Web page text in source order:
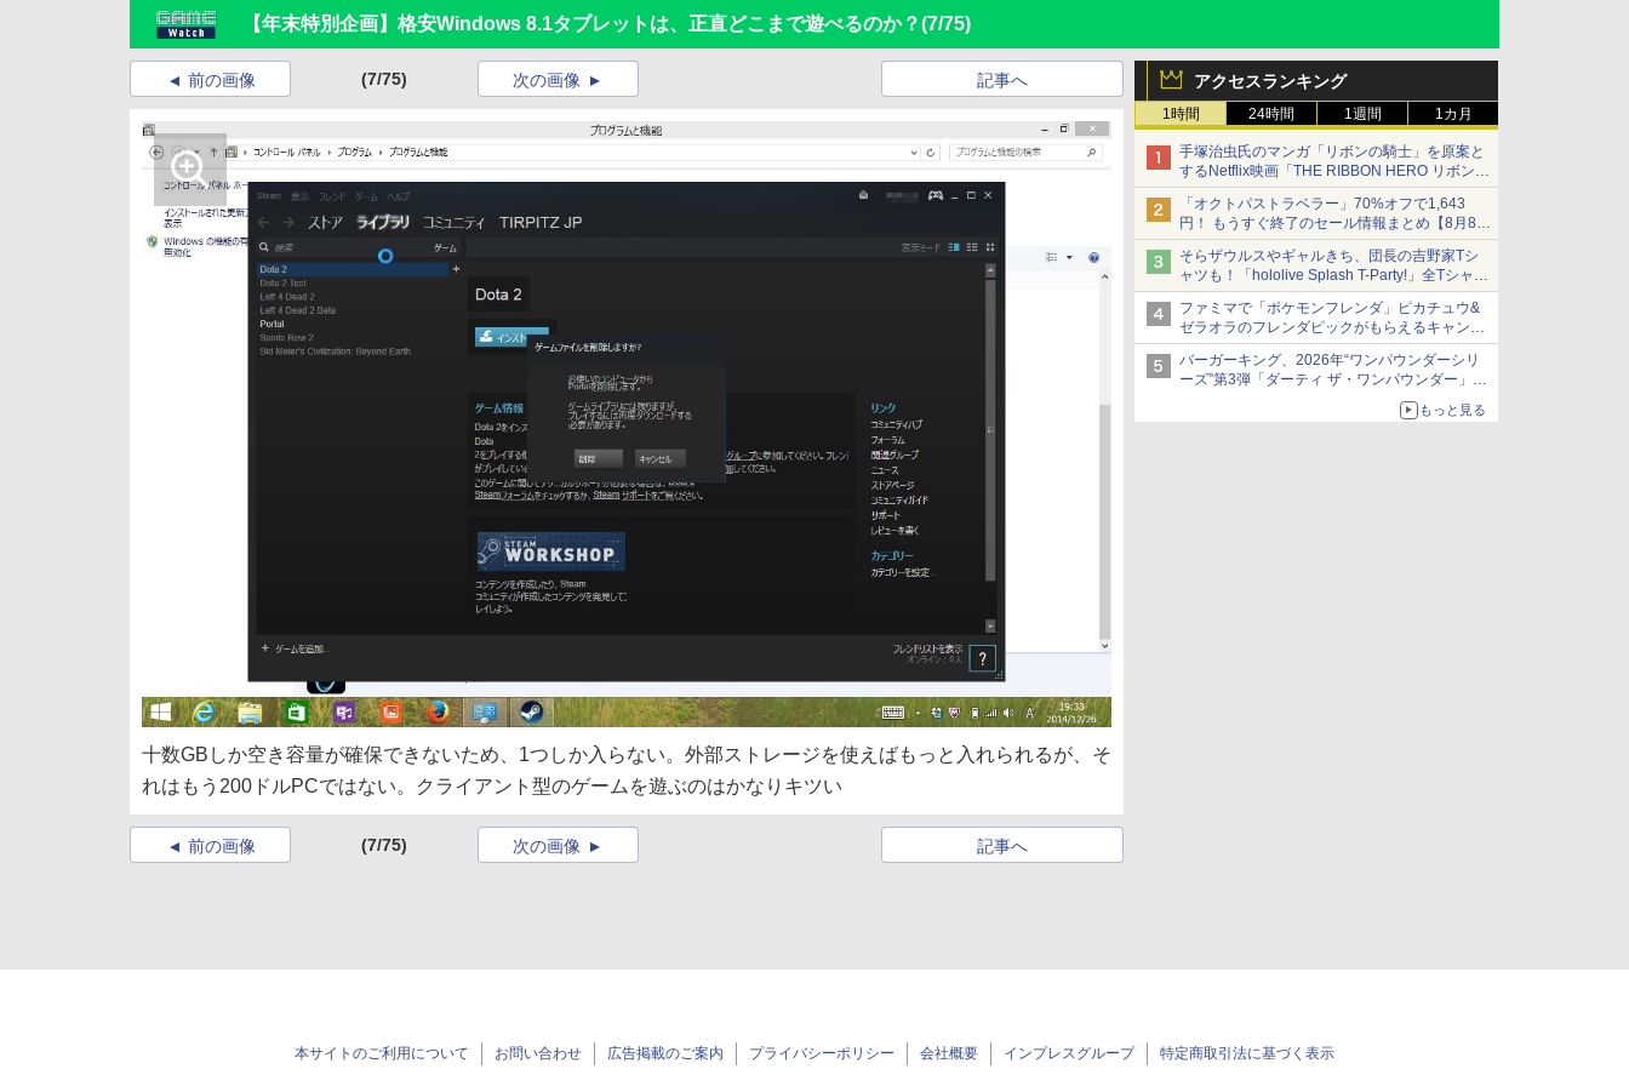
【年末特別企画】格安Windows 8.1タブレットは、正直どこまで遊べるのか？(7/75)
アクセスランキング
1時間 24時間 1週間 1カ月
手塚治虫氏のマンガ「リボンの騎士」を原案と
するNetflix映画「THE RIBBON HERO リボンヒ
ーロー」本日配信開始
「オクトパストラベラー」70%オフで1,643
円！ もうすぐ終了のセール情報まとめ【8月8日
更新】
ニンテンドーeショップでは「大神 絶景版」が
67%オフで990円
そらザウルスやギャルきち、団長の吉野家Tシ
ャツも！「hololive Splash T-Party!」全Tシャツ
ラインナップ公開＆オンライン販売開始
ファミマで「ポケモンフレンダ」ピカチュウ&
ゼラオラのフレンダピックがもらえるキャンペ
ーン開催！
バーガーキング、2026年“ワンパウンダーシリ
ーズ”第3弾「ダーティ ザ・ワンパウンダー」を
「特製ガーリックマヨソース」を使用した超大
もっと見る
前の画像 (7/75) 記事へ
次の画像
十数GBしか空き容量が確保できないため、1つしか入らない。外部ストレージを使えばもっと入れられるが、そ
れはもう200ドルPCではない。クライアント型のゲームを遊ぶのはかなりキツい
前の画像 (7/75) 記事へ
次の画像
本サイトのご利用について お問い合わせ 広告掲載のご案内 プライバシーポリシー 会社概要 インプレスグループ 特定商取引法に基づく表示